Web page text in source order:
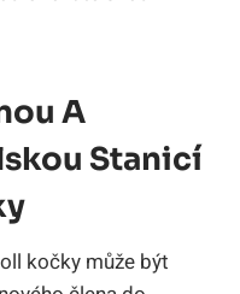
A
Stanicí
kočky může ‍být